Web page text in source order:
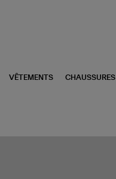
VÊTEMENTS CHAUSSURES